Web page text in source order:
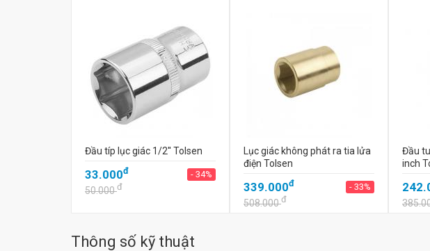
Đầu típ lục giác 1/2'' Tolsen
33.000đ - 34%
50.000đ
Lục giác không phát ra tia lửa
điện Tolsen
339.000đ - 33%
508.000đ
Đầu
inch
Thông số kỹ thuật